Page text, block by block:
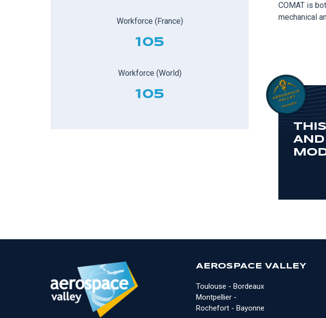
Workforce (France)
105
Workforce (World)
105
COMAT is
mechanical
AEROSPACE VALLEY
Toulouse - Bordeaux
Montpellier -
Rochefort - Bayonne